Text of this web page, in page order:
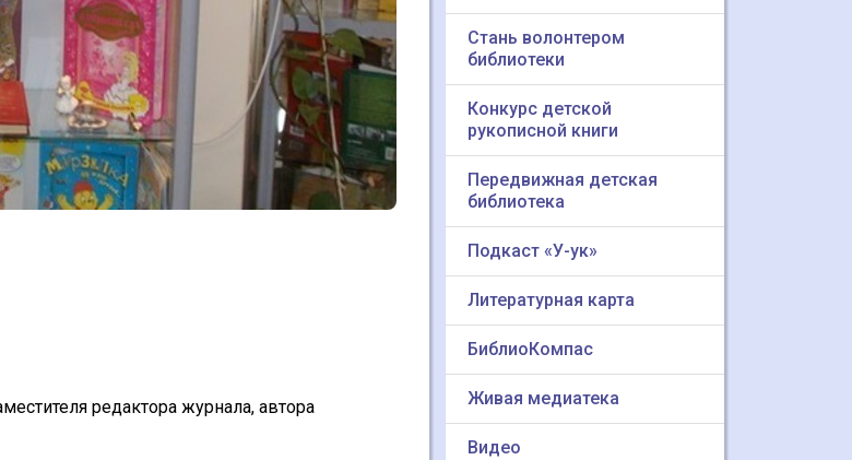
редактора журнала, автора
Стань волонтером
библиотеки
Конкурс детской
рукописной книги
Передвижная детская
библиотека
Подкаст «У-ук»
Литературная карта
БиблиоКомпас
Живая медиатека
Видео